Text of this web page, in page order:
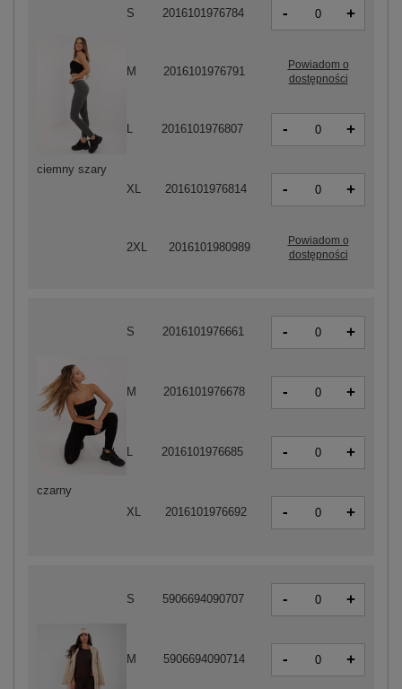
czarny
S 2016101976661 - +
M 2016101976678 - +
L 2016101976685 - +
XL 2016101976692 - +
S 5906694090707 - +
M 5906694090714 - +
ciemny szary
S 2016101976784 - +
M 2016101976791
Powiadom o
dostępności
L 2016101976807 - +
XL 2016101976814 - +
2XL 2016101980989
Powiadom o
dostępności